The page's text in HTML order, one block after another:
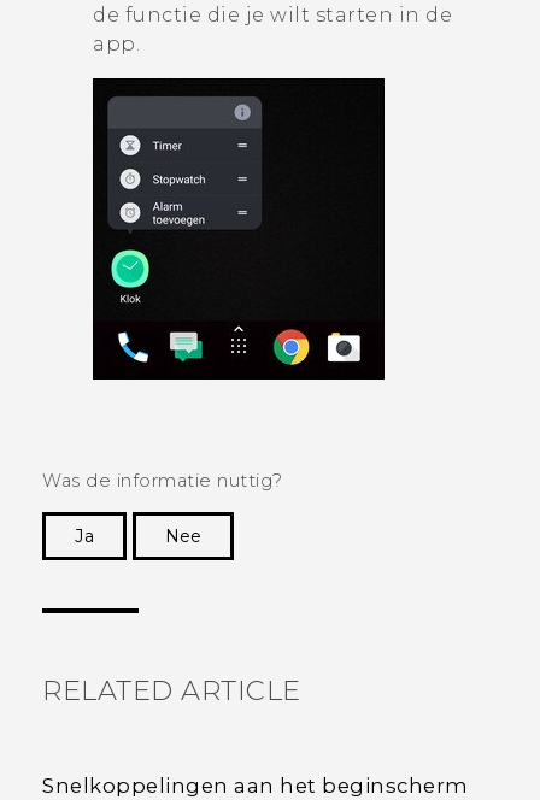
de functie die je wilt starten in de
app.
Was de informatie nuttig?
Ja
Nee
RELATED ARTICLE
Snelkoppelingen aan het beginscherm